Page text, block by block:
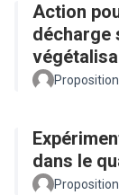
Action
décharge
dans le